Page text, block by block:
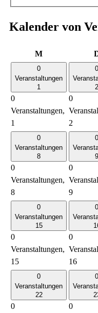
Kalender von
MMontag
0
Veranstaltungen
1
0
Veranstaltungen,
1
0
2
0
2
0
Veranstaltungen
8
0
Veranstaltungen,
8
0
9
0
9
0
Veranstaltungen
15
0
Veranstaltungen,
15
0
0
16
0
Veranstaltungen
22
0
0
0